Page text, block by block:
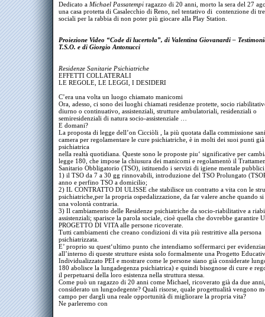
Dedicato a Michael Passatempi ragazzo di 20 anni, morto la sera del 27
una casa protetta di Casalecchio di Reno, nel tentativo di contenzione di
sociali per la rabbia di non poter più giocare alla Play Station.
Proiezione Video “Code di lucertola”, di Valentina Giovanardi –
T.S.O. e di Giorgio Antonucci
Residenze Sanitarie Psichiatriche
EFFETTI COLLATERALI
LE REGOLE, LE LEGGI, I DESIDERI
C’era una volta un luogo chiamato manicomi
Ora, adesso, ci sono dei luoghi chiamati residenze protette, socio
diurno o continuativo, assistenziali, strutture ambulatoriali, residenziali o
semiresidenziali di natura socio-assistenziale …
E domani?
La proposta di legge dell’on Cicciòli , la più quotata dalla commissione
camera per regolamentare le cure psichiatriche, è in molti dei suoi punti
psichiatrica
nella realtà quotidiana. Queste sono le proposte piu‘ significative per
legge 180, che impose la chiusura dei manicomi e regolamentò il
Sanitario Obbligatorio (TSO), istituendo i servizi di igiene mentale
1) il TSO da 7 a 30 gg rinnovabili, introduzione del TSO Prolungato
anno e perfino TSO a domicilio;
2) IL CONTRATTO DI ULISSE che stabilisce un contratto a vita con le
psichiatriche,per la propria ospedalizzazione, da far valere anche quando si
una volontà contraria.
3) Il cambiamento delle Residenze psichiatriche da socio-riabilitative a
assistenziali; sparisce la parola sociale, cioè quella che dovrebbe garantire
PROGETTO DI VITA alle persone ricoverate.
Tutti cambiamenti che creano condizioni di vita più restrittive alla persona
psichiatrizzata.
E’ proprio su quest‘ultimo punto che intendiamo soffermarci per
all’interno di queste strutture esista solo formalmente una Progetto
Individualizzato PEI e mostrare come le persone siano già considerate
180 abolisce la lungadegenza psichiatrica) e quindi bisognose di cure e
il perpetuarsi della loro esistenza nella struttura stessa.
Come può un ragazzo di 20 anni come Michael, ricoverato già da due anni,
considerato un lungodegente? Quali risorse, quale progettualità vengono
campo per dargli una reale opportunità di migliorare la propria vita?
Ne parleremo con